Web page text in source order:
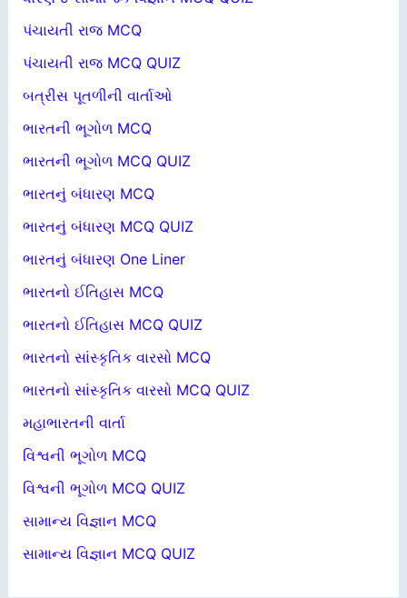
પંચાયતી રાજ MCQ
પંચાયતી રાજ MCQ QUIZ
બત્રીસ પૂતળીની વાર્તાઓ
ભારતની ભૂગોળ MCQ
ભારતની ભૂગોળ MCQ QUIZ
ભારતનું બંધારણ MCQ
ભારતનું બંધારણ MCQ QUIZ
ભારતનું બંધારણ One Liner
ભારતનો ઈતિહાસ MCQ
ભારતનો ઈતિહાસ MCQ QUIZ
ભારતનો સાંસ્કૃતિક વારસો MCQ
ભારતનો સાંસ્કૃતિક વારસો MCQ QUIZ
મહાભારતની વાર્તા
વિશ્વની ભૂગોળ MCQ
વિશ્વની ભૂગોળ MCQ QUIZ
સામાન્ય વિજ્ઞાન MCQ
સામાન્ય વિજ્ઞાન MCQ QUIZ